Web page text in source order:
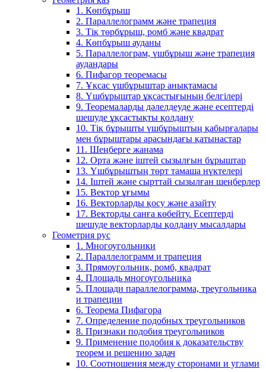
1. Көпбұрыш
2. Параллелограмм және трапеция
3. Тік төрбұрыш, ромб және квадрат
4. Көпбұрыш ауданы
5. Параллелограм, үшбұрыш және трапеция
аудандары
6. Пифагор теоремасы
7. Ұқсас үшбұрыштар анықтамасы
8. Үшбұрыштар ұқсастығының белгілері
9. Теоремаларды дәлелдеуде және есептерді
шешуде ұқсастықты қолдану
10. Тік бұрышты үшбұрыштың қабырғалары
мен бұрыштары арасындағы қатынастар
11. Шеңберге жанама
12. Орта және іштей сызылғын бұрыштар
13. Үшбұрыштың төрт тамаша нүктелері
14. Іштей және сырттай сызылған шеңберлер
15. Вектор ұғымы
16. Векторларды қосу және азайту
17. Векторды санға көбейту. Есептерді
шешуде векторларды қолдану мысалдары
Геометрия рус
1. Многоугольники
2. Параллелограмм и трапеция
3. Прямоугольник, ромб, квадрат
4. Площадь многоугольника
5. Площади параллелограмма, треугольника
и трапеции
6. Теорема Пифагора
7. Определение подобных треугольников
8. Признаки подобия треугольников
9. Применение подобия к доказательству
теорем и решению задач
10. Соотношения между сторонами и углами